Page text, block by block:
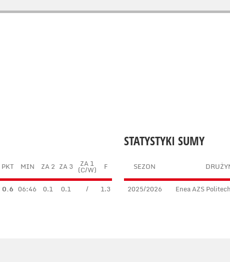
STATYSTYKI SUMY
SEZON
2025/2026 Enea AZS
PKT MIN ZA 2 ZA 3 ZA 1
(C/W) F
0.6 06:46 0.1 0.1 / 1.3